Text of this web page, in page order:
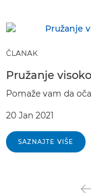
ČLANAK
Pružanje
Pomaže vam da
20 Jan 2021
SAZNAJTE VIŠE